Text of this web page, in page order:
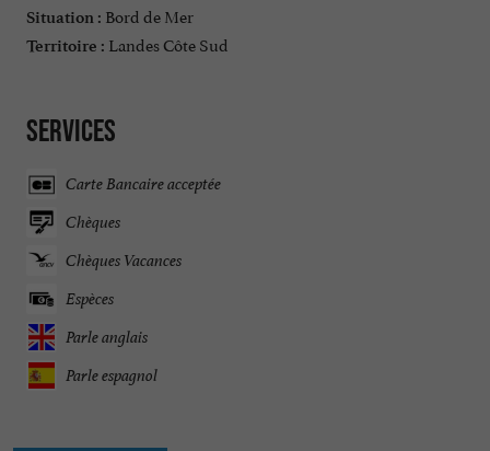
Situation : Bord de Mer
Territoire : Landes Côte Sud
Services
Carte Bancaire acceptée
Chèques
Chèques Vacances
Espèces
Parle anglais
Parle espagnol